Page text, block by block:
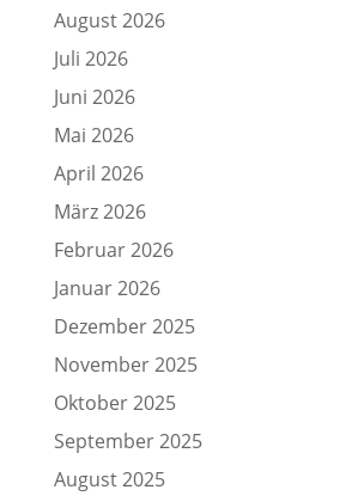
August 2026
Juli 2026
Juni 2026
Mai 2026
April 2026
März 2026
Februar 2026
Januar 2026
Dezember 2025
November 2025
Oktober 2025
September 2025
August 2025